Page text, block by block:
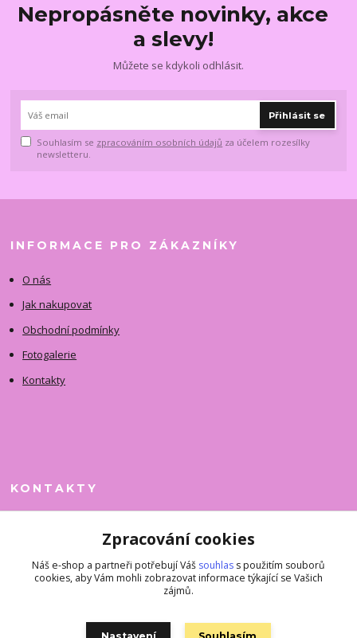
Nepropásněte novinky, akce
a slevy!
Můžete se kdykoli odhlásit.
Přihlásit se
Souhlasím se zpracováním osobních údajů za účelem rozesílky
newsletteru.
INFORMACE PRO ZÁKAZNÍKY
O nás
Jak nakupovat
Obchodní podmínky
Fotogalerie
Kontakty
KONTAKTY
+420 731 390 323
superkousky@jetovmode.cz
Zpracování cookies
Náš e-shop a partneři potřebují Váš souhlas s použitím souborů
cookies, aby Vám mohli zobrazovat informace týkající se Vašich
zájmů.